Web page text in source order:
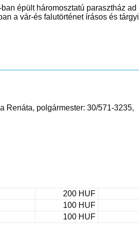
épült háromosztatú parasztház ad
a vár-és falutörténet írásos és tárgyi
Renáta, polgármester: 30/571-3235,
200 HUF
100 HUF
100 HUF